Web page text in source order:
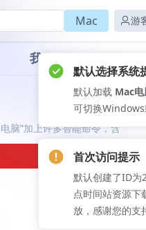
Mac 游
我的
脑”加上许多智能命令，含
默认选择系统
默认加载 Mac
可切换
首次访问提示
默认创建了ID为
点时间站资源下
放，感谢您的支